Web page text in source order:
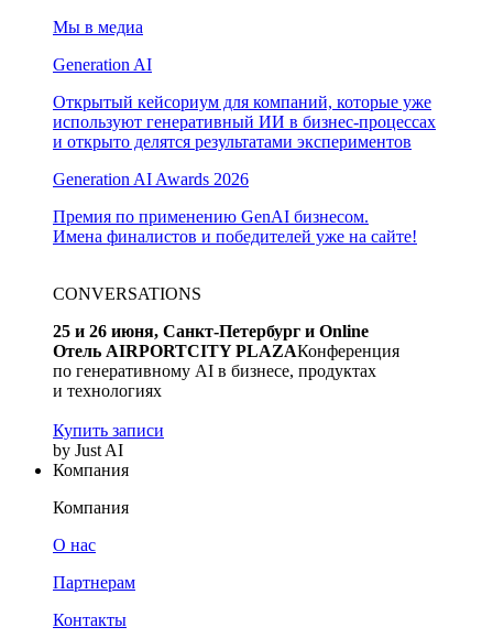
Мы в медиа
Generation AI
Открытый кейсориум для компаний, которые уже
используют генеративный ИИ в бизнес-процессах
и открыто делятся результатами экспериментов
Generation AI Awards 2026
Премия по применению GenAI бизнесом.
Имена финалистов и победителей уже на сайте!
CONVERSATIONS
25 и 26 июня, Санкт-Петербург и Online
Отель AIRPORTCITY PLAZAКонференция
по генеративному AI в бизнесе, продуктах
и технологиях
Купить записи
by Just AI
Компания
Компания
О нас
Партнерам
Контакты